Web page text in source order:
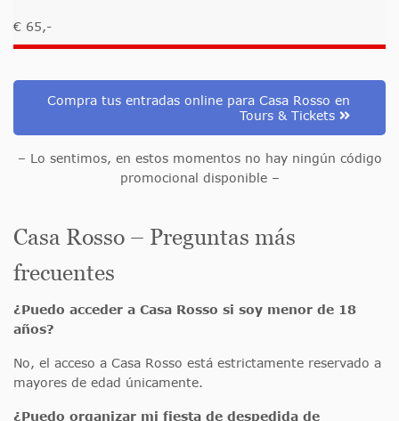
€ 65,-
Compra tus entradas online para Casa Rosso en
Tours & Tickets
– Lo sentimos, en estos momentos no hay ningún código
promocional disponible –
Casa Rosso – Preguntas más
frecuentes
¿Puedo acceder a Casa Rosso si soy menor de 18
años?
No, el acceso a Casa Rosso está estrictamente reservado a
mayores de edad únicamente.
¿Puedo organizar mi fiesta de despedida de